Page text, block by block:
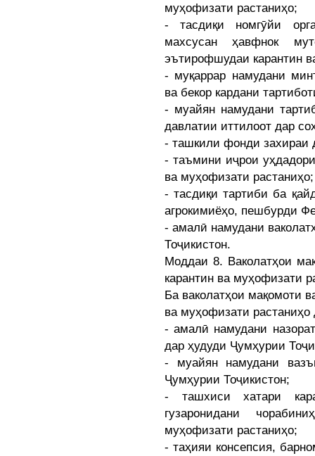
муҳофизати растаниҳо;
- тасдиқи номгӯйи
махсусан ҳавфнок
эътирофшудаи карантин
- муқаррар намудани
ва бекор кардани
- муайян намудани
давлатии иттилоот дар
- ташкили фонди захираи
- таъмини иҷрои
ва муҳофизати растаниҳо;
- тасдиқи тартиби ба
агрокимиёҳо, пешбурди
- амалӣ намудани
Тоҷикистон.
Моддаи 8. Ваколатҳои
карантин ва муҳофизати
Ба ваколатҳои мақомоти
ва муҳофизати
- амалӣ намудани
дар ҳудуди Ҷумҳурии
- муайян намудани
Ҷумҳурии Тоҷикистон;
- ташхиси хатари
гузаронидани
муҳофизати растаниҳо;
- таҳияи консепсия,